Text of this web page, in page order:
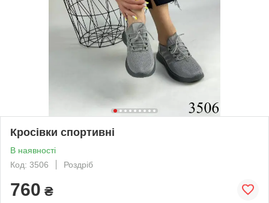
Кросівки спортивні
В наявності
Код: 3506
Роздріб
760 ₴